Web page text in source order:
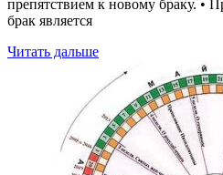
препятствием к новому браку. •
брак является
Читать дальше